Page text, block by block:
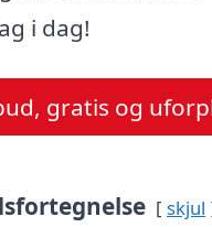
i dag!
gratis og
skjul